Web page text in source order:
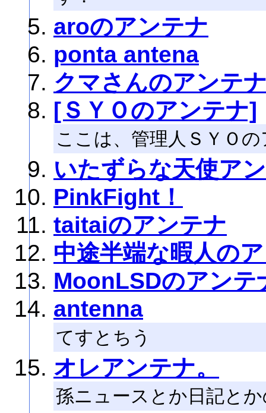
aroのアンテナ
ponta antena
クマさんのアンテ
[ＳＹＯのアンテナ]
ここは、管理人ＳＹＯ
いたずらな天使ア
PinkFight！
taitaiのアンテナ
中途半端な暇人の
MoonLSDのアンテ
antenna
てすとちう
オレアンテナ。
孫ニュースとか日記と